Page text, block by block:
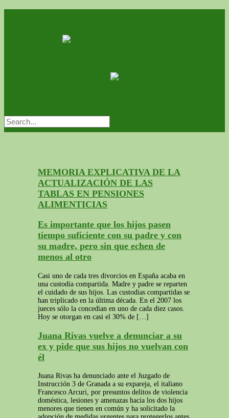
MEMORIA EXPLICATIVA DE LA
ACTUALIZACIÓN DE LAS
TABLAS EN PENSIONES
ALIMENTICIAS
Es importante que los hijos pasen
tiempo suficiente con su padre y con
su madre, pero sin que echen de
menos al otro
Casi uno de cada tres divorcios en España acaba en
una custodia compartida. Madre y padre se reparten
el cuidado de sus hijos. Las custodias compartidas se
han triplicado en la última década. En el 2007 los
jueces sólo la concedían en uno de cada diez casos.
Hoy se otorgan en casi el 30% de […]
Juana Rivas vuelve a denunciar a su
ex y pide que sus hijos no vuelvan con
él
Juana Rivas ha denunciado ante el Juzgado de
Instrucción 3 de Granada a su expareja, el italiano
Francesco Arcuri, por presuntos delitos de violencia
doméstica, lesiones y amenazas hacia los dos hijos
menores que tienen en común y ha solicitado la